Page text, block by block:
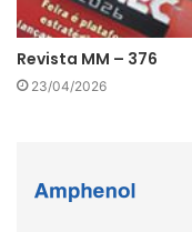
Revista MM – 376
23/04/2026